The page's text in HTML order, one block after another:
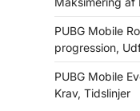
PUBG Mobile
progression,
PUBG Mobile
Krav, Tidslinjer